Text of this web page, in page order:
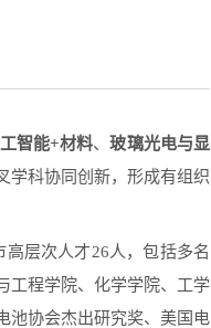
智能+材料、玻璃光电与显
学科协同创新，形成有组织
高层次人才26人，包括多名
工程学院、化学学院、工学
池协会杰出研究奖、美国电